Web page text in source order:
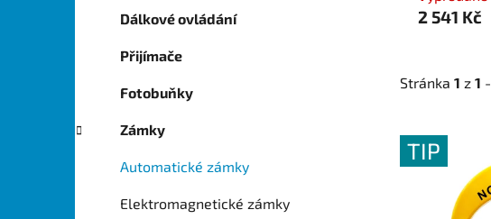
Dálkové ovládání
Přijímače
Fotobuňky
Zámky
Automatické zámky
Elektromagnetické zámky
2 541 Kč
Stránka 1 z 1 -
V
ýTIP